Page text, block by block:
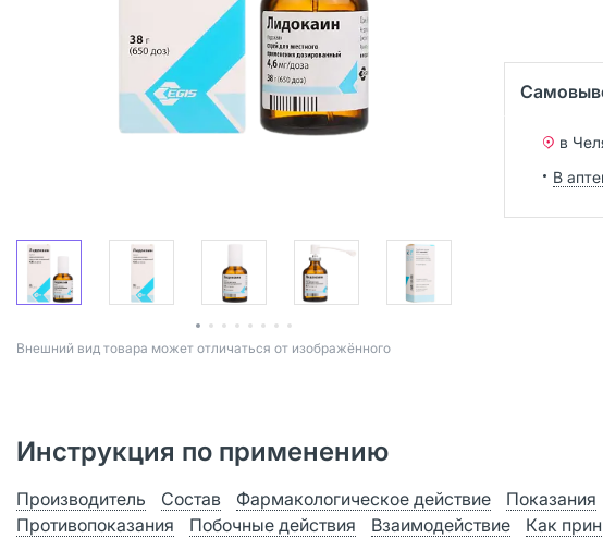
Bнешний вид товара может отличаться от изображённого
в
В
Инструкция по применению
Производитель Состав Фармакологическое действие Показания
Противопоказания
Побочные действия Взаимодействие Как